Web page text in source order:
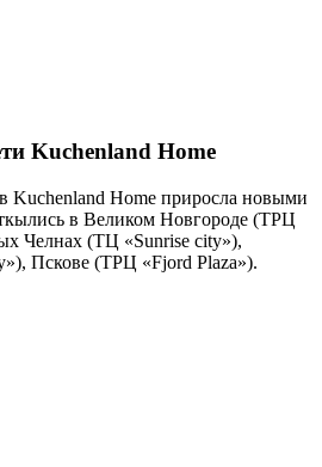
Kuchenland Home
Kuchenland Home приросла новыми
в Великом Новгороде (ТРЦ
Челнах (ТЦ «Sunrise сity»),
Пскове (ТРЦ «Fjord Plaza»).